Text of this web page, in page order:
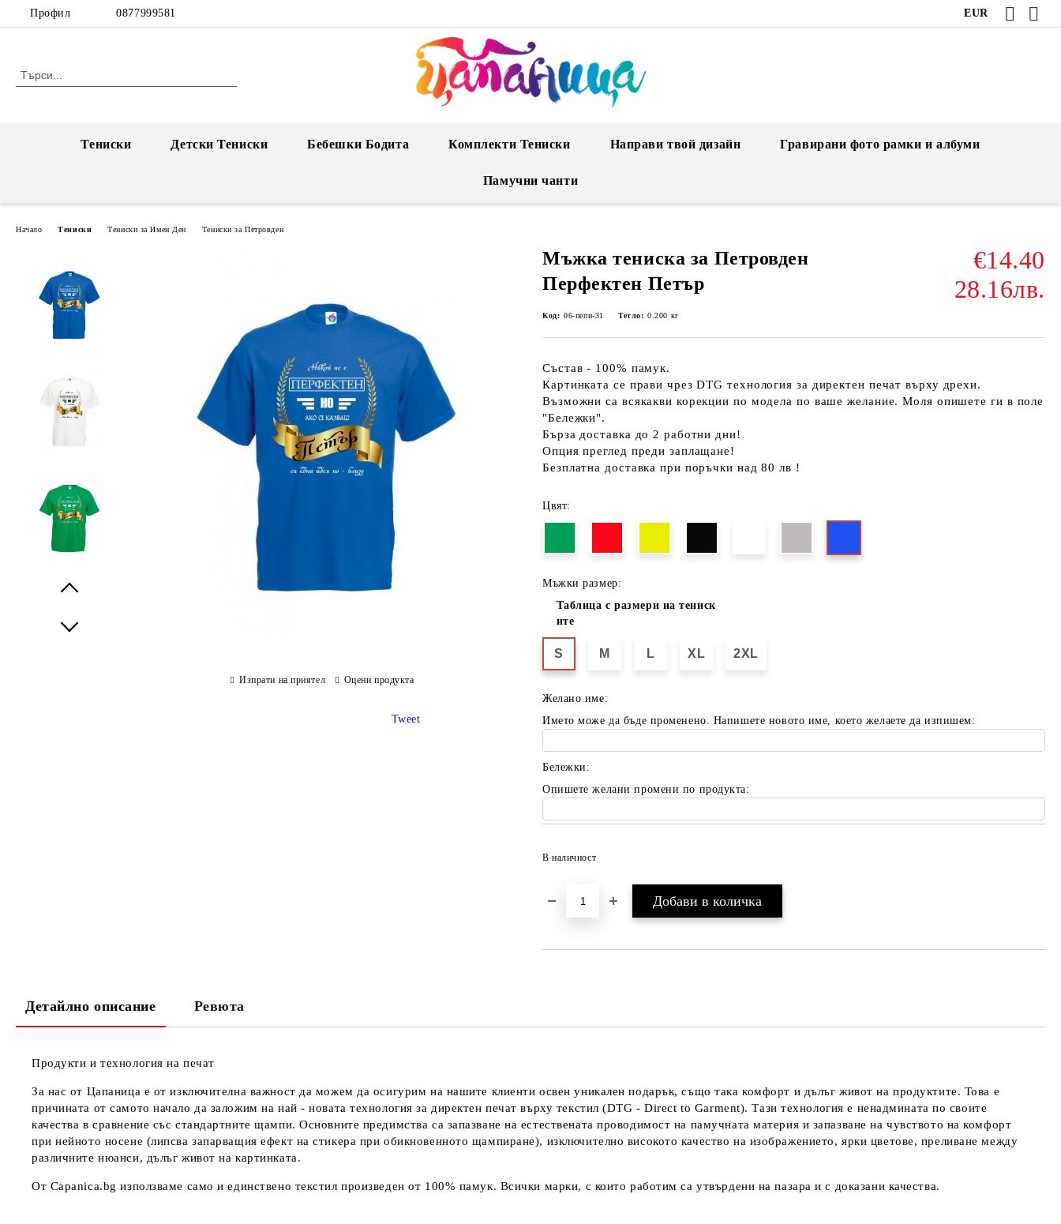
Профил 0877999581 EUR
Тениски Детски Тениски Бебешки Бодита Комплекти Тениски Направи твой дизайн Гравирани фото рамки и албуми
Памучни чанти
Начало Тениски Тениски за Имен Ден Тениски за Петровден
Мъжка тениска за Петровден
Перфектен Петър
€14.40
28.16лв.
Код: 06-пепи-31 Тегло: 0.200 кг
Състав - 100% памук.
Картинката се прави чрез DTG технология за директен печат върху дрехи.
Възможни са всякакви корекции по модела по ваше желание. Моля опишете ги в поле
"Бележки".
Бърза доставка до 2 работни дни!
Опция преглед преди заплащане!
Безплатна доставка при поръчки над 80 лв !
Цвят:
Мъжки размер:
Таблица с размери на тениск
ите
S M L XL 2XL
Желано име:
Името може да бъде променено. Напишете новото име, което желаете да изпишем:
Бележки:
Опишете желани промени по продукта:
В наличност
Изпрати на приятел Оцени продукта
Tweet
Детайлно описание Ревюта
Продукти и технология на печат
За нас от Цапаница е от изключителна важност да можем да осигурим на нашите клиенти освен уникален подарък, също така комфорт и дълъг живот на продуктите. Това е
причината от самото начало да заложим на най - новата технология за директен печат върху текстил (DTG - Direct to Garment). Тази технология е ненадмината по своите
качества в сравнение със стандартните щампи. Основните предимства са запазване на естествената проводимост на памучната материя и запазване на чувството на комфорт
при нейното носене (липсва запарващия ефект на стикера при обикновенното щампиране), изключително високото качество на изображението, ярки цветове, преливане между
различните нюанси, дълъг живот на картинката.
От Capanica.bg използваме само и единствено текстил произведен от 100% памук. Всички марки, с които работим са утвърдени на пазара и с доказани качества.